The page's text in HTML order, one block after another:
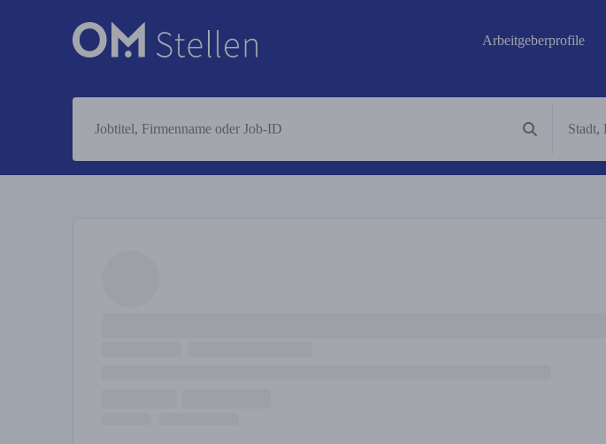
Arbeitgeberprofile